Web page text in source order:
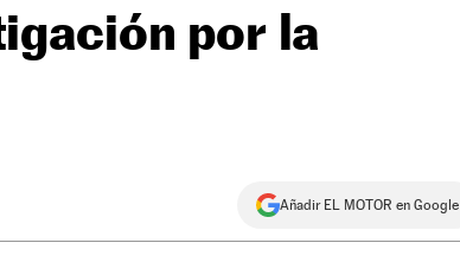
por la
Añadir EL MOTOR en Google